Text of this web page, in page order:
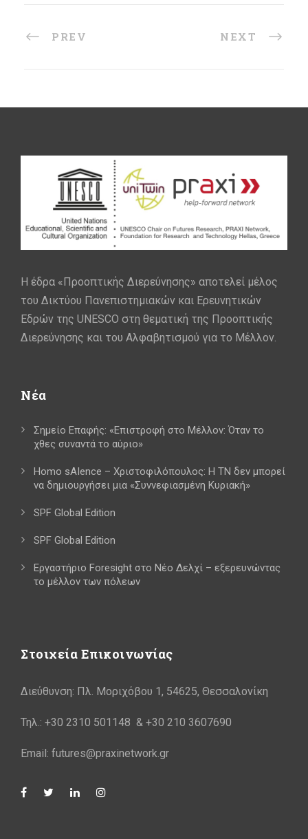
PREV NEXT
Η έδρα «Προοπτικής Διερεύνησης» αποτελεί μέλος
του Δικτύου Πανεπιστημιακών και Ερευνητικών
Εδρών της UNESCO στη θεματική της Προοπτικής
Διερεύνησης και του Αλφαβητισμού για το Μέλλον.
Νέα
Σημείο Επαφής: «Επιστροφή στο Μέλλον: Όταν το
χθες συναντά το αύριο»
Homo sAIence – Χριστοφιλόπουλος: Η ΤΝ δεν μπορεί
να δημιουργήσει μια «Συννεφιασμένη Κυριακή»
SPF Global Edition
SPF Global Edition
Εργαστήριο Foresight στο Νέο Δελχί – εξερευνώντας
το μέλλον των πόλεων
Στοιχεία Επικοινωνίας
Διεύθυνση: Πλ. Μοριχόβου 1, 54625, Θεσσαλονίκη
Τηλ.: +30 2310 501148 & +30 210 3607690
Email: futures@praxinetwork.gr